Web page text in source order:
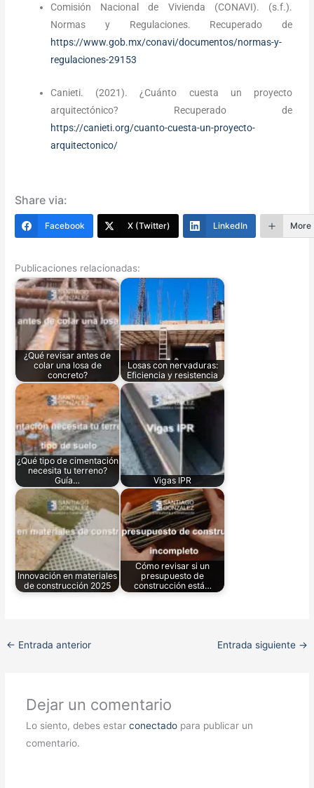
Comisión Nacional de Vivienda (CONAVI). (s.f.).
Normas y Regulaciones. Recuperado de
https://www.gob.mx/conavi/documentos/normas-y-
regulaciones-29153
Canieti. (2021). ¿Cuánto cuesta un proyecto
arquitectónico? Recuperado de
https://canieti.org/cuanto-cuesta-un-proyecto-
arquitectonico/
Share via:
Facebook X (Twitter) LinkedIn More
Publicaciones relacionadas:
¿Qué revisar antes de
colar una losa de
concreto?
Losas con nervaduras:
Eficiencia y resistencia
¿Qué tipo de cimentación
necesita tu terreno?
Guía…
Vigas IPR
Innovación en materiales
de construcción 2025
Cómo revisar si un
presupuesto de
construcción está…
← Entrada anterior Entrada siguiente →
Dejar un comentario
Lo siento, debes estar conectadopara publicar un
comentario.